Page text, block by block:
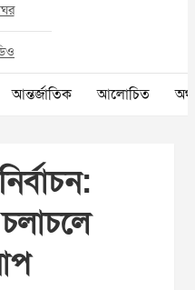
আন্তর্জাতিক আলোচিত